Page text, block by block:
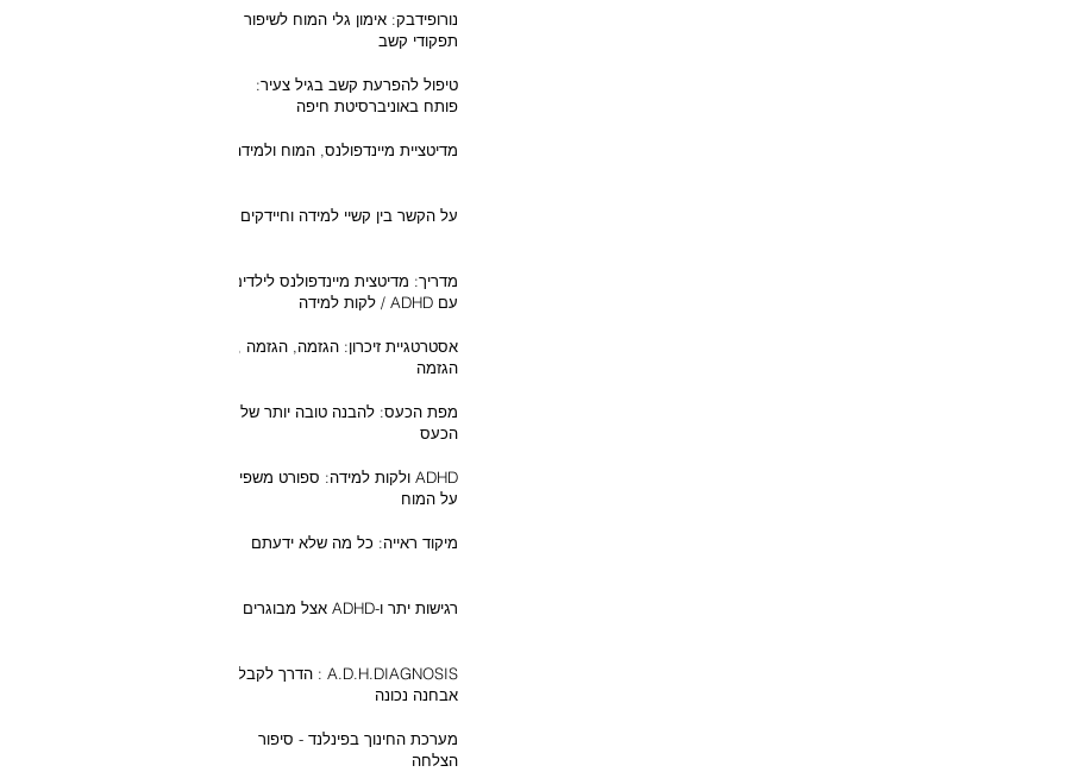
נורופידבק: אימון גלי המוח לשיפור
תפקודי קשב
טיפול להפרעת קשב בגיל צעיר:
פותח באוניברסיטת חיפה
מדיטציית מיינדפולנס, המוח ולמידה
על הקשר בין קשיי למידה וחיידקים
מדריך: מדיטצית מיינדפולנס לילדים
עם ADHD / לקות למידה
אסטרטגיית זיכרון: הגזמה, הגזמה ,
הגזמה
מפת הכעס: להבנה טובה יותר של
הכעס
ADHD ולקות למידה: ספורט משפיע
על המוח
מיקוד ראייה: כל מה שלא ידעתם
רגישות יתר ו-ADHD אצל מבוגרים
A.D.H.DIAGNOSIS : הדרך לקבל
אבחנה נכונה
מערכת החינוך בפינלנד - סיפור
הצלחה